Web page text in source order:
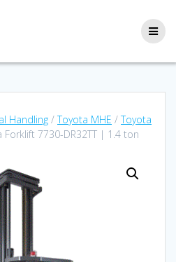
Handling /Toyota MHE /Toyota
Forklift 7730-DR32TT | 1.4 ton